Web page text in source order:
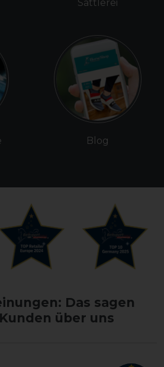
Sattlerei
Blog
Das sagen
über uns